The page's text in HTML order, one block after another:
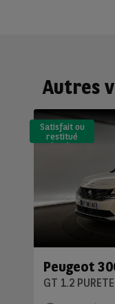
Autres
Satisfait ou
restitué
(LLD)*
Peugeot
GT 1.2